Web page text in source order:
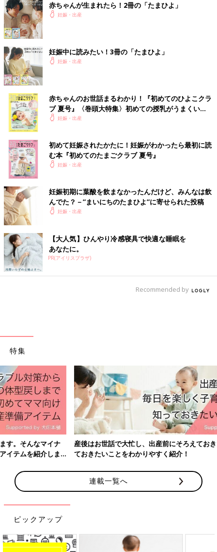
赤ちゃんが生まれたら！2冊の「たまひよ」
妊娠・出産
妊娠中に読みたい！3冊の「たまひよ」
妊娠・出産
赤ちゃんのお世話まるわかり！『初めてのひよこクラ
ブ 夏号』〈巻頭大特集〉初めての授乳がうまくい
く！ おっぱい・ミルクの基本と夏のトラブル 解決テ
妊娠・出産
初めて妊娠されたかたに！妊娠がわかったら最初に読
む本『初めてのたまごクラブ 夏号』
妊娠・出産
妊娠初期に葉酸を飲まなかったんだけど、みんなは飲
んでた？－”まいにちのたまひよ”に寄せられた投稿
妊娠・出産
【大人気】ひんやり冷感寝具で快適な睡眠を
あなたに。
PR(アイリスプラザ)
Recommended by
特集
産後はお世話で大忙し、出産前にそろえておきたいアイテム、知っ
ておきたいことをわかりやすく紹介！
連載一覧へ
ピックアップ